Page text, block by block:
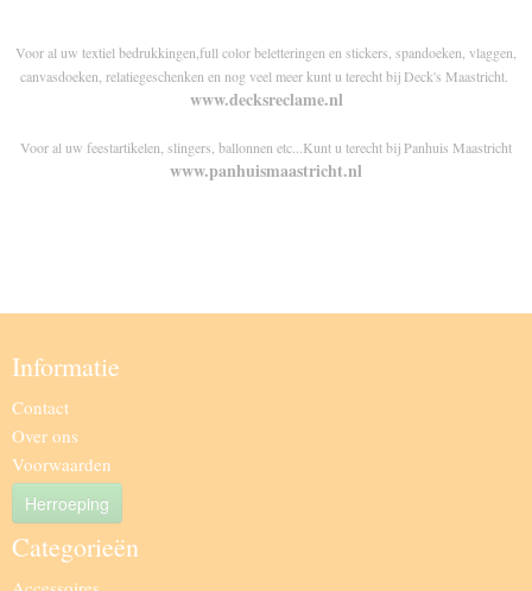
Voor al uw textiel bedrukkingen,full color beletteringen en stickers, spandoeken, vlaggen,
canvasdoeken, relatiegeschenken en nog veel meer kunt u terecht bij Deck's Maastricht.
www.decksreclame.nl
Voor al uw feestartikelen, slingers, ballonnen etc...Kunt u terecht bij Panhuis Maastricht
www.panhuismaastricht.nl
Informatie
Contact
Over ons
Voorwaarden
Herroeping
Categorieën